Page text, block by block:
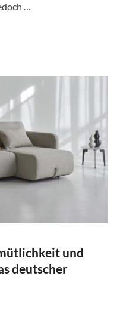
…
und
deutscher